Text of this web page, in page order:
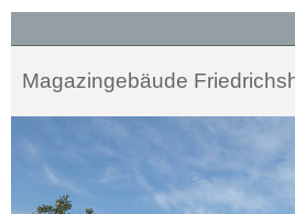
Magazingebäude